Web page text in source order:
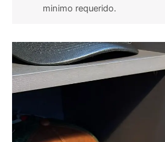
minimo requerido.